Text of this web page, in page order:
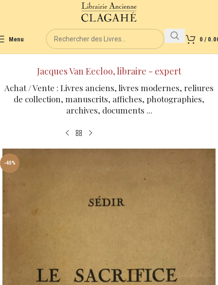
Menu 0 /
Jacques Van Eecloo, libraire - expert
Achat / Vente : Livres anciens, livres modernes, reliures
de collection, manuscrits, affiches, photographies,
archives, documents ...
-40%